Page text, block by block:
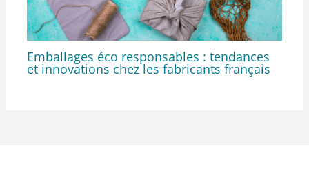
Emballages éco responsables : tendances
et innovations chez les fabricants français